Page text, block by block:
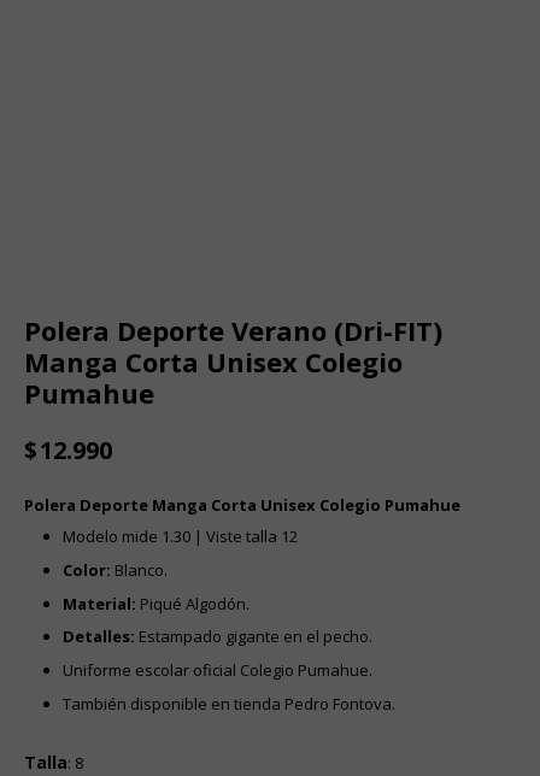
Polera Deporte Verano (Dri-FIT)
Manga Corta Unisex Colegio
Pumahue
$12.990
Polera Deporte Manga Corta Unisex Colegio Pumahue
Modelo mide 1.30 | Viste talla 12
Color: Blanco.
Material: Piqué Algodón.
Detalles: Estampado gigante en el pecho.
Uniforme escolar oficial Colegio Pumahue.
También disponible en tienda Pedro Fontova.
Talla: 8